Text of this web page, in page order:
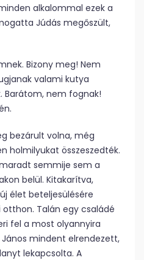
alkalommal ezek a
Júdás megőszült,
Bizony meg! Nem
valami kutya
Barátom, nem fognak!
bezárult volna, még
holmilyukat összeszedték.
semmije sem a
belül. Kitakarítva,
élet beteljesülésére
Talán egy családé
fel a most olyannyira
mindent elrendezett,
lekapcsolta. A